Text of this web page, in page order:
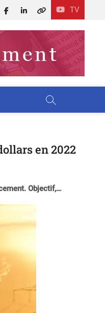
TV
Facebook
LinkedIn
X
en 2022
Objectif,…